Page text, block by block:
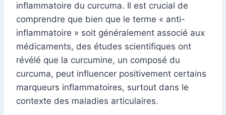
inflammatoire du curcuma. Il est crucial de
comprendre que bien que le terme « anti-
inflammatoire » soit généralement associé aux
médicaments, des études scientifiques ont
révélé que la curcumine, un composé du
curcuma, peut influencer positivement certains
marqueurs inflammatoires, surtout dans le
contexte des maladies articulaires.